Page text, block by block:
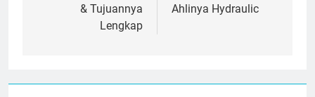
& Tujuannya
Lengkap
Ahlinya Hydraulic